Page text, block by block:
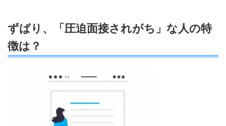
ずばり、「圧迫面接されがち」な人の特
徴は？